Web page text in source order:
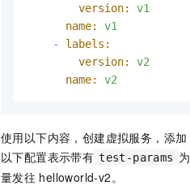
version:
v1
name:
v1
-
labels:
version:
v2
name:
v2
使用以下内容，创建虚拟服务，添加
以下配置表示带有 test-params 为
量发往 helloworld-v2。